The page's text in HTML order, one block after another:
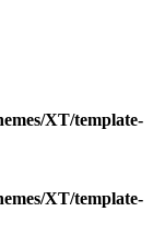
XT/template-
XT/template-